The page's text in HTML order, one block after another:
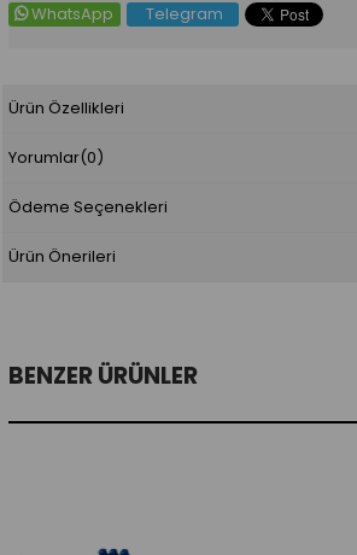
WhatsApp Telegram
Ürün Özellikleri
Yorumlar(0)
Ödeme Seçenekleri
Ürün Önerileri
BENZER ÜRÜNLER